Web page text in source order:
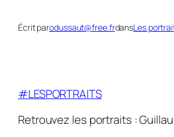
Écrit parodussaut@free.frdansLes
#LESPORTRAITS
Retrouvez les portraits :